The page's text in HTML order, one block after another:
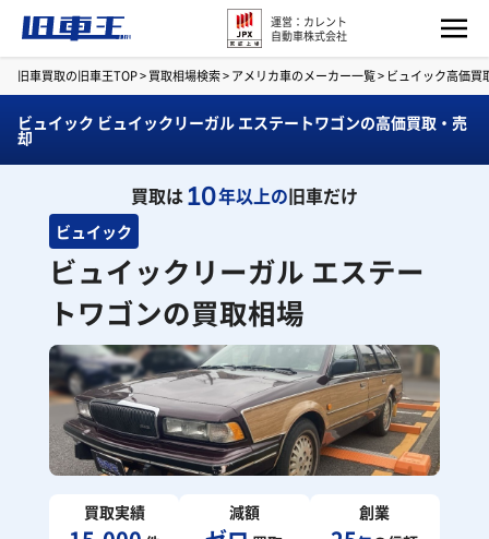
運営：カレント
自動車株式会社
旧車買取の旧車王TOP>買取相場検索>アメリカ車のメーカー一覧> ビュイック高価買
ビュイック ビュイックリーガル エステートワゴンの高価買取・売
却
買取は10年以上の旧車だけ
ビュイック
ビュイックリーガル エステー
トワゴンの買取相場
買取実績 減額 創業